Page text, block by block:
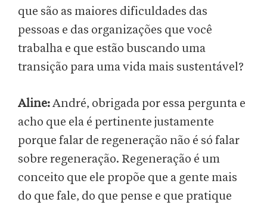
que são as maiores dificuldades das
pessoas e das organizações que você
trabalha e que estão buscando uma
transição para uma vida mais sustentável?
Aline:André, obrigada por essa pergunta e
acho que ela é pertinente justamente
porque falar de regeneração não é só falar
sobre regeneração. Regeneração é um
conceito que ele propõe que a gente mais
do que fale, do que pense e que pratique